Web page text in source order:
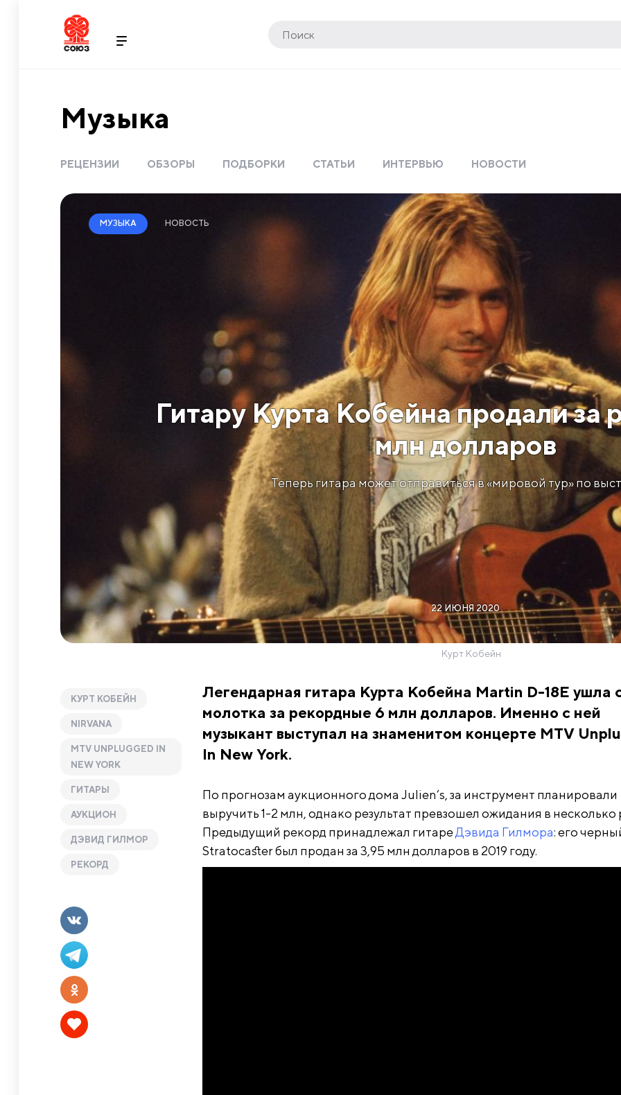
Музыка
РЕЦЕНЗИИ ОБЗОРЫ ПОДБОРКИ СТАТЬИ ИНТЕРВЬЮ НОВОСТИ
Гитару Курта Кобейна продали за
млн долларов
Теперь гитара может отправиться в «мировой тур» по
МУЗЫКА НОВОСТЬ
22 ИЮНЯ 2020
Курт Кобейн
КУРТ КОБЕЙН
NIRVANA
MTV UNPLUGGED IN
NEW YORK
ГИТАРЫ
АУКЦИОН
ДЭВИД ГИЛМОР
РЕКОРД
Легендарная гитара Курта Кобейна Martin D-18E ушла
молотка за рекордные 6 млн долларов. Именно с ней
музыкант выступал на знаменитом концерте MTV
In New York.
По прогнозам аукционного дома Julien’s, за инструмент планировали
выручить 1-2 млн, однако результат превзошел ожидания в несколько
Предыдущий рекорд принадлежал гитареДэвида Гилмора: его
Stratocaster был продан за 3,95 млн долларов в 2019 году.